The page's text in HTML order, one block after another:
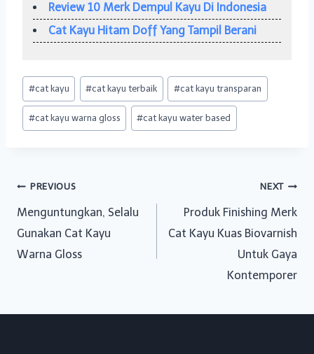
Review 10 Merk Dempul Kayu Di Indonesia
Cat Kayu Hitam Doff Yang Tampil Berani
Post
Tags:
#cat kayu #cat kayu terbaik #cat kayu transparan
#cat kayu warna gloss #cat kayu water based
Post
navigation
PREVIOUS
Menguntungkan, Selalu
Gunakan Cat Kayu
Warna Gloss
NEXT
Produk Finishing Merk
Cat Kayu Kuas Biovarnish
Untuk Gaya
Kontemporer